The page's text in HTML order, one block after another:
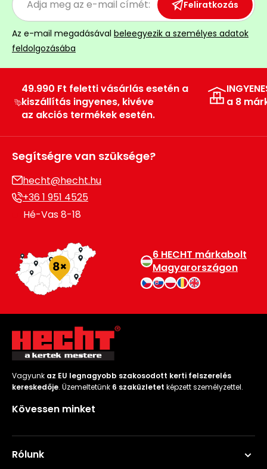
Feliratkozás
Az e-mail megadásával beleegyezik a személyes adatok
feldolgozásába
49.990 Ft feletti vásárlás esetén a
kiszállítás ingyenes, kivéve
az akciós termékek esetén.
a 8
Segítségre van szüksége?
hecht@hecht.hu
+36 1 951 4525
Hé-Vas 8-18
6 HECHT márkabolt
Magyarországon
Vagyunk az EU legnagyobb szakosodott kerti felszerelés
kereskedője. Üzemeltetünk 6 szaküzletet képzett személyzettel.
Kövessen minket
Rólunk